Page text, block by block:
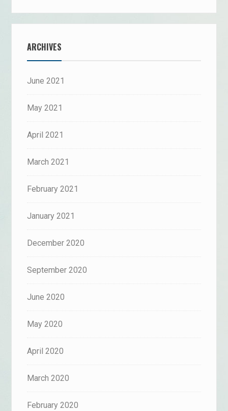
ARCHIVES
June 2021
May 2021
April 2021
March 2021
February 2021
January 2021
December 2020
September 2020
June 2020
May 2020
April 2020
March 2020
February 2020